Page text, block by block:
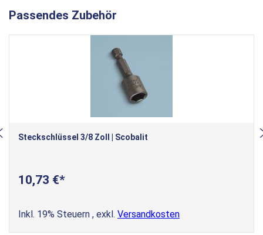
Passendes Zubehör
Steckschlüssel 3/8 Zoll | Scobalit
10,73 €
Inkl. 19% Steuern , exkl. Versandkosten